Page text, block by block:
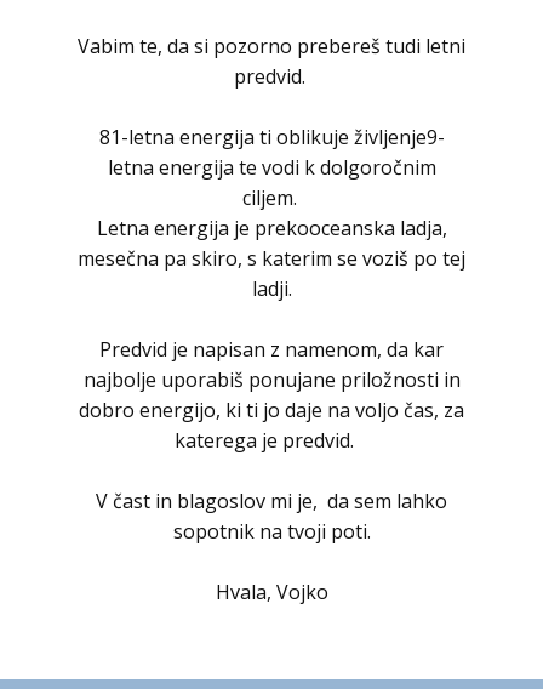
Vabim te, da si pozorno prebereš tudi letni
predvid.
81-letna energija ti oblikuje življenje9-
letna energija te vodi k dolgoročnim
ciljem.
Letna energija je prekooceanska ladja,
mesečna pa skiro, s katerim se voziš po tej
ladji.
Predvid je napisan z namenom, da kar
najbolje uporabiš ponujane priložnosti in
dobro energijo, ki ti jo daje na voljo čas, za
katerega je predvid.
V čast in blagoslov mi je, da sem lahko
sopotnik na tvoji poti.
Hvala, Vojko